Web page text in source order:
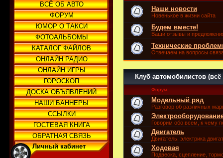
ВСЁ ОБ АВТО
ФОРУМ
ЮМОР О ТАКСИ
ФОТОАЛЬБОМЫ
КАТАЛОГ ФАЙЛОВ
ОНЛАЙН РАДИО
ОНЛАЙН ИГРЫ
ГОРОСКОП
ДОСКА ОБЪЯВЛЕНИЙ
НАШИ БАННЕРЫ
ССЫЛКИ
ГОСТЕВАЯ КНИГА
ОБРАТНАЯ СВЯЗЬ
Личный кабинет
Наши новости
Новенькое в жизни сайта
Будем вместе!
Ваши отзывы и
Технические
Отвечаем на вопросы
Клуб автомобилистов (всё
Форум
Модельный ряд
Разговор об различных
Говорим обо всем, к чему
Двигатель
Двигатель, электрика
Ходовая
Подвеска, сцепление,